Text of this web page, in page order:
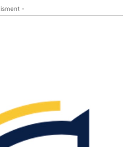
-